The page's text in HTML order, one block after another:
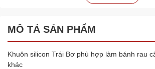
MÔ TẢ SẢN PHẨM
Khuôn silicon Trái Bơ phù hợp làm bánh rau
khác